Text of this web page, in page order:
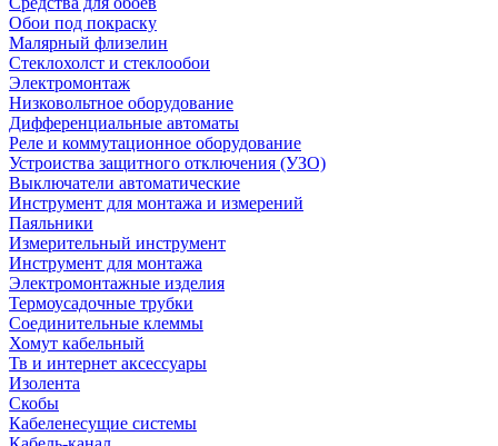
Обои под покраску
Малярный флизелин
Стеклохолст и стеклообои
Электромонтаж
Низковольтное оборудование
Дифференциальные автоматы
Реле и коммутационное оборудование
Устроиства защитного отключения (УЗО)
Выключатели автоматические
Инструмент для монтажа и измерений
Паяльники
Измерительный инструмент
Инструмент для монтажа
Электромонтажные изделия
Термоусадочные трубки
Соединительные клеммы
Хомут кабельный
Тв и интернет аксессуары
Изолента
Скобы
Кабеленесущие системы